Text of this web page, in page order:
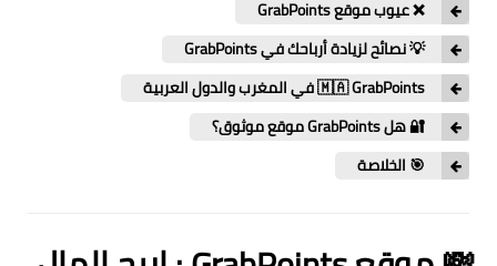
❌ عيوب موقع GrabPoints
💡 نصائح لزيادة أرباحك في GrabPoints
🇲🇦 GrabPoints في المغرب والدول العربية
🔐 هل GrabPoints موقع موثوق؟
🎯 الخلاصة